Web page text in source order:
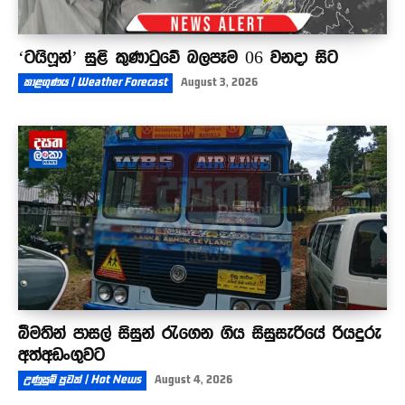
‘ටයිෆූන්’ සුළි කුණාටුවේ බලපෑම 06 වනදා සිට
කාළගුණය | Weather Forecast August 3, 2026
බීමතින් පාසල් සිසුන් රැගෙන ගිය සිසුසැරියේ රියදුරු
අත්අඩංගුවට
උණුසුම් පුවත් | Hot News August 4, 2026